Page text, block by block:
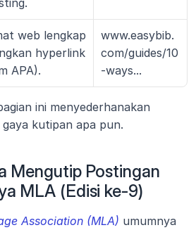
web lengkap
hyperlink
APA).
www.easybib.
com/guides/10
-ways...
ini menyederhanakan
kutipan apa pun.
Mengutip Postingan
MLA (Edisi ke-9)
Association (MLA) umumnya